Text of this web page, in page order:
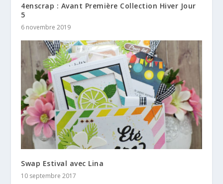
4enscrap : Avant Première Collection Hiver Jour
5
6 novembre 2019
Swap Estival avec Lina
10 septembre 2017